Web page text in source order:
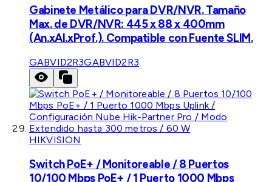
Gabinete Metálico para DVR/NVR. Tamaño
Max. de DVR/NVR: 445 x 88 x 400mm
(An.xAl.xProf.). Compatible con Fuente SLIM.
GABVID2R3GABVID2R3
HIKVISION
Switch PoE+ / Monitoreable / 8 Puertos
10/100 Mbps PoE+ / 1 Puerto 1000 Mbps